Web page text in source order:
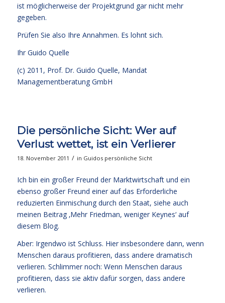
ist möglicherweise der Projektgrund gar nicht mehr
gegeben.
Prüfen Sie also Ihre Annahmen. Es lohnt sich.
Ihr Guido Quelle
(c) 2011, Prof. Dr. Guido Quelle, Mandat
Managementberatung GmbH
Die persönliche Sicht: Wer auf
Verlust wettet, ist ein Verlierer
18. November 2011 / in Guidos persönliche Sicht
Ich bin ein großer Freund der Marktwirtschaft und ein
ebenso großer Freund einer auf das Erforderliche
reduzierten Einmischung durch den Staat, siehe auch
meinen Beitrag ‚Mehr Friedman, weniger Keynes‘auf
diesem Blog.
Aber: Irgendwo ist Schluss. Hier insbesondere dann, wenn
Menschen daraus profitieren, dass andere dramatisch
verlieren. Schlimmer noch: Wenn Menschen daraus
profitieren, dass sie aktiv dafür sorgen, dass andere
verlieren.